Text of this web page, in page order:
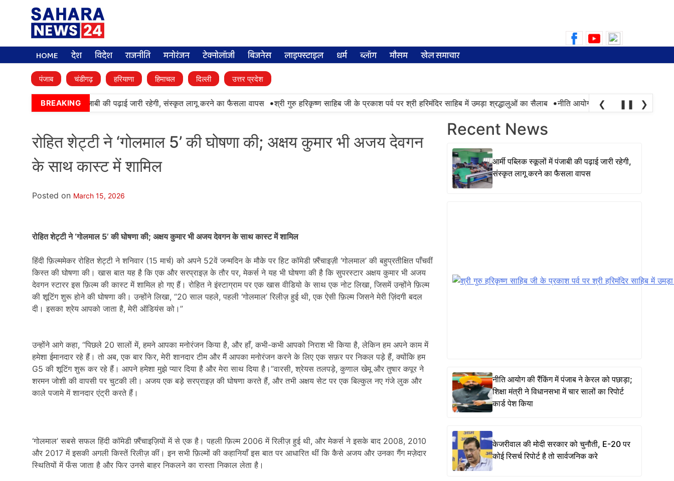
for:
HOME देश विदेश राजनीति मनोरंजन टेक्नोलॉजी बिजनेस लाइफ्स्टाइल धर्म ब्लॉग मौसम खेल समाचार
पंजाब चंडीगढ़ हरियाणा हिमाचल दिल्ली उत्तर प्रदेश
BREAKING
आर्मी पब्लिक स्कूलों में पंजाबी की पढ़ाई जारी रहेगी, संस्कृत लागू करने का फैसला वापस • श्री गुरु हरिकृष्ण साहिब जी के प्रकाश पर्व पर श्री हरिमंदिर साहिब में उमड़ा श्रद्धालुओं का सैलाब • नीति आयोग की रैंकिंग में पंजाब ने केरल को
❮ ❚❚ ❯
रोहित शेट्टी ने ‘गोलमाल 5’ की घोषणा की; अक्षय कुमार भी अजय देवगन
के साथ कास्ट में शामिल
Posted on March 15, 2026
रोहित शेट्टी ने ‘गोलमाल 5’ की घोषणा की; अक्षय कुमार भी अजय देवगन के साथ कास्ट में शामिल
हिंदी फ़िल्ममेकर रोहित शेट्टी ने शनिवार (15 मार्च) को अपने 52वें जन्मदिन के मौके पर हिट कॉमेडी फ़्रैंचाइज़ी ‘गोलमाल’ की बहुप्रतीक्षित पाँचवीं
किस्त की घोषणा की। खास बात यह है कि एक और सरप्राइज़ के तौर पर, मेकर्स ने यह भी घोषणा की है कि सुपरस्टार अक्षय कुमार भी अजय
देवगन स्टारर इस फ़िल्म की कास्ट में शामिल हो गए हैं। रोहित ने इंस्टाग्राम पर एक खास वीडियो के साथ एक नोट लिखा, जिसमें उन्होंने फ़िल्म
की शूटिंग शुरू होने की घोषणा की। उन्होंने लिखा, “20 साल पहले, पहली ‘गोलमाल’ रिलीज़ हुई थी, एक ऐसी फ़िल्म जिसने मेरी ज़िंदगी बदल
दी। इसका श्रेय आपको जाता है, मेरी ऑडियंस को।”
उन्होंने आगे कहा, “पिछले 20 सालों में, हमने आपका मनोरंजन किया है, और हाँ, कभी-कभी आपको निराश भी किया है, लेकिन हम अपने काम में
हमेशा ईमानदार रहे हैं। तो अब, एक बार फिर, मेरी शानदार टीम और मैं आपका मनोरंजन करने के लिए एक सफ़र पर निकल पड़े हैं, क्योंकि हम
G5 की शूटिंग शुरू कर रहे हैं। आपने हमेशा मुझे प्यार दिया है और मेरा साथ दिया है।”वारसी, श्रेयस तलपड़े, कुणाल खेमू और तुषार कपूर ने
शरमन जोशी की वापसी पर चुटकी ली। अजय एक बड़े सरप्राइज़ की घोषणा करते हैं, और तभी अक्षय सेट पर एक बिल्कुल नए गंजे लुक और
काले पजामे में शानदार एंट्री करते हैं।
‘गोलमाल’ सबसे सफल हिंदी कॉमेडी फ़्रैंचाइज़ियों में से एक है। पहली फ़िल्म 2006 में रिलीज़ हुई थी, और मेकर्स ने इसके बाद 2008, 2010
और 2017 में इसकी अगली किस्तें रिलीज़ कीं। इन सभी फ़िल्मों की कहानियाँ इस बात पर आधारित थीं कि कैसे अजय और उनका गैंग मज़ेदार
स्थितियों में फँस जाता है और फिर उनसे बाहर निकलने का रास्ता निकाल लेता है।
Recent News
आर्मी पब्लिक स्कूलों में पंजाबी की पढ़ाई जारी रहेगी,
संस्कृत लागू करने का फैसला वापस
नीति आयोग की रैंकिंग में पंजाब ने केरल को पछाड़ा;
शिक्षा मंत्री ने विधानसभा में चार सालों का रिपोर्ट
कार्ड पेश किया
केजरीवाल की मोदी सरकार को चुनौती, E-20 पर
कोई रिसर्च रिपोर्ट है तो सार्वजनिक करे